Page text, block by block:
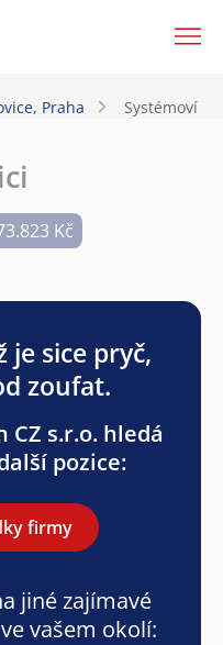
Praha Systémoví
Kč
je sice pryč,
zoufat.
CZ s.r.o. hledá
pozice:
firmy
jiné zajímavé
vašem okolí: